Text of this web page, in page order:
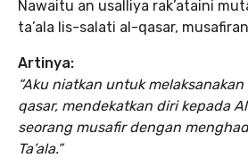
Nawaitu an usalliya rak’ataini
ta’ala lis-salati al-qasar,
Artinya:
“Aku niatkan untuk
qasar, mendekatkan diri kepada
seorang musafir dengan
Ta’ala.”